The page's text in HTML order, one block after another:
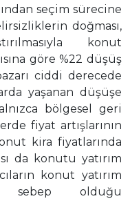
seçim sürecine
doğması,
konut
göre %22 düşüş
ciddi derecede
yaşanan düşüşe
bölgesel geri
fiyat artışlarının
kira fiyatlarında
da konutu yatırım
konut yatırım
sebep olduğu